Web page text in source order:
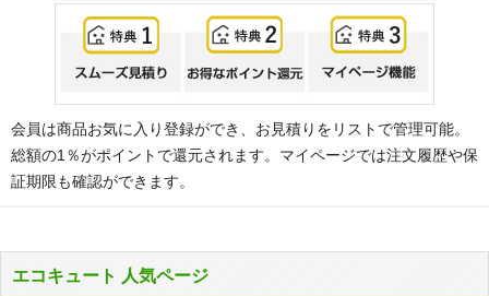
会員は商品お気に入り登録ができ、お見積りをリストで管理可能。
総額の1％がポイントで還元されます。マイページでは注文履歴や保
証期限も確認ができます。
エコキュート 人気ページ